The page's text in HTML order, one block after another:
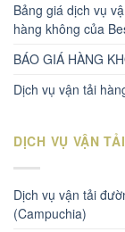
Bảng giá dịch vụ
hàng không của
BÁO GIÁ HÀNG
Dịch vụ vận tải
DỊCH VỤ VẬN
Dịch vụ vận tải
(Campuchia)